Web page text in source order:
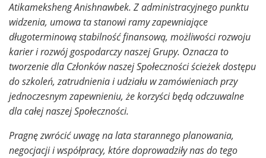
Atikameksheng Anishnawbek. Z administracyjnego punktu
widzenia, umowa ta stanowi ramy zapewniające
długoterminową stabilność finansową, możliwości rozwoju
karier i rozwój gospodarczy naszej Grupy. Oznacza to
tworzenie dla Członków naszej Społeczności ścieżek dostępu
do szkoleń, zatrudnienia i udziału w zamówieniach przy
jednoczesnym zapewnieniu, że korzyści będą odczuwalne
dla całej naszej Społeczności.
Pragnę zwrócić uwagę na lata starannego planowania,
negocjacji i współpracy, które doprowadziły nas do tego